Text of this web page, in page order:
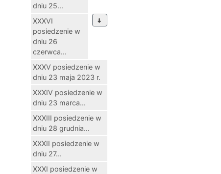
dniu 25...
XXXVI
posiedzenie w
dniu 26
czerwca...
XXXV posiedzenie w
dniu 23 maja 2023 r.
XXXIV posiedzenie w
dniu 23 marca...
XXXIII posiedzenie w
dniu 28 grudnia...
XXXII posiedzenie w
dniu 27...
XXXI posiedzenie w